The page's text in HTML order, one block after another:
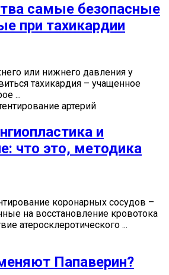
самые безопасные
при тахикардии
или нижнего давления у
тахикардия – учащенное
...
и
что это, методика
коронарных сосудов –
на восстановление кровотока
атеросклеротического ...
Папаверин?